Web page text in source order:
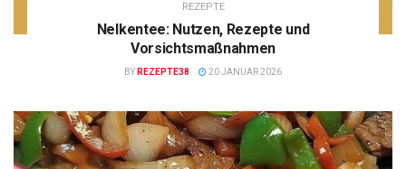
REZEPTE
Nelkentee: Nutzen, Rezepte und
Vorsichtsmaßnahmen
BY REZEPTE38 20 JANUAR 2026